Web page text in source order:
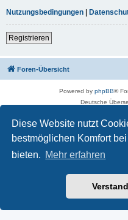
Diese Website nutzt
bestmöglichen Komfort
bieten. Mehr erfahren
Nutzungsbedingungen |
Registrieren
Foren-Übersicht
Powered by phpBB®
Deutsche